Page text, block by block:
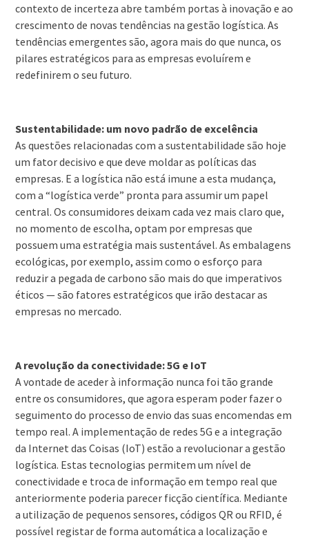
contexto de incerteza abre também portas à inovação e ao
crescimento de novas tendências na gestão logística. As
tendências emergentes são, agora mais do que nunca, os
pilares estratégicos para as empresas evoluírem e
redefinirem o seu futuro.
Sustentabilidade: um novo padrão de excelência
As questões relacionadas com a sustentabilidade são hoje
um fator decisivo e que deve moldar as políticas das
empresas. E a logística não está imune a esta mudança,
com a “logística verde” pronta para assumir um papel
central. Os consumidores deixam cada vez mais claro que,
no momento de escolha, optam por empresas que
possuem uma estratégia mais sustentável. As embalagens
ecológicas, por exemplo, assim como o esforço para
reduzir a pegada de carbono são mais do que imperativos
éticos — são fatores estratégicos que irão destacar as
empresas no mercado.
A revolução da conectividade: 5G e IoT
A vontade de aceder à informação nunca foi tão grande
entre os consumidores, que agora esperam poder fazer o
seguimento do processo de envio das suas encomendas em
tempo real. A implementação de redes 5G e a integração
da Internet das Coisas (IoT) estão a revolucionar a gestão
logística. Estas tecnologias permitem um nível de
conectividade e troca de informação em tempo real que
anteriormente poderia parecer ficção científica. Mediante
a utilização de pequenos sensores, códigos QR ou RFID, é
possível registar de forma automática a localização e